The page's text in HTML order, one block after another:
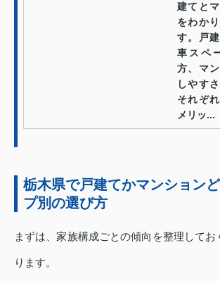
建てと
をわか
す。戸
車スペ
方、マ
しやす
それぞ
メリッ...
栃木県で戸建てかマンション
プ別の選び方
まずは、家族構成ごとの傾向を整理してお
ります。